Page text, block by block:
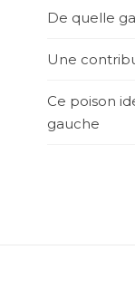
De quelle
Une
Ce poison
gauche